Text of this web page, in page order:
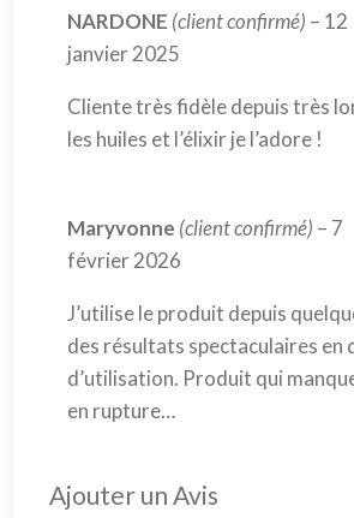
NARDONE (client confirmé) – 12
janvier 2025
Cliente très fidèle depuis très
les huiles et l’élixir je l’adore !
Maryvonne (client confirmé) – 7
février 2026
J’utilise le produit depuis
des résultats spectaculaires en
d’utilisation. Produit qui
en rupture…
Ajouter un Avis